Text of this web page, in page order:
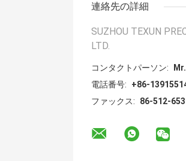
連絡先の詳細
SUZHOU TEXUN
LTD.
コンタクトパーソン:
電話番号:
+86-
ファックス:
86-512-